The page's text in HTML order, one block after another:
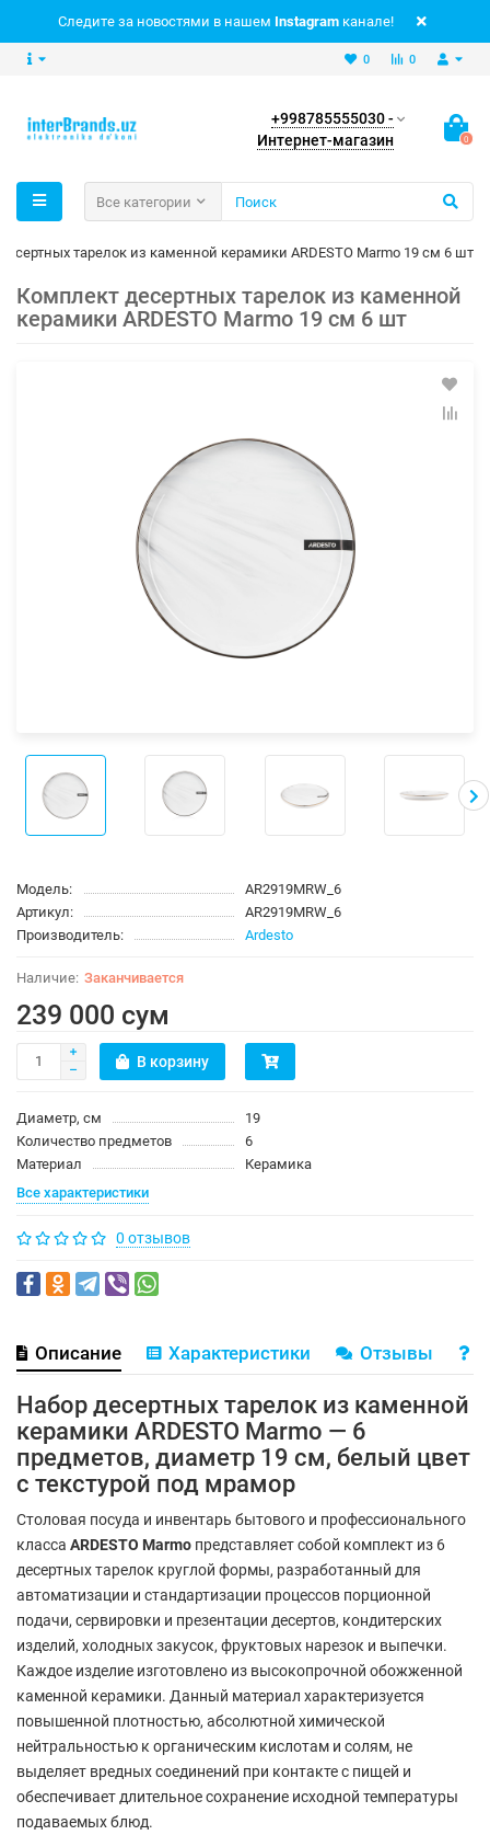
Следите за новостями в нашем Instagram канале!
0
0
+998785555030 -
Интернет-магазин
0
Все категории
тарелок из каменной керамики ARDESTO Marmo 19 см 6 шт
Комплект десертных тарелок из каменной
керамики ARDESTO Marmo 19 см 6 шт
Модель:
AR2919MRW_6
Артикул:
AR2919MRW_6
Производитель:
Ardesto
Заканчивается
239 000 сум
В корзину
Диаметр, см
19
Количество предметов
6
Материал
Керамика
Все характеристики
0 отзывов
Описание Характеристики Отзывы
Набор десертных тарелок из каменной
керамики ARDESTO Marmo — 6
предметов, диаметр 19 см, белый цвет
с текстурой под мрамор
Столовая посуда и инвентарь бытового и профессионального
класса ARDESTO Marmo представляет собой комплект из 6
десертных тарелок круглой формы, разработанный для
автоматизации и стандартизации процессов порционной
подачи, сервировки и презентации десертов, кондитерских
изделий, холодных закусок, фруктовых нарезок и выпечки.
Каждое изделие изготовлено из высокопрочной обожженной
каменной керамики. Данный материал характеризуется
повышенной плотностью, абсолютной химической
нейтральностью к органическим кислотам и солям, не
выделяет вредных соединений при контакте с пищей и
обеспечивает длительное сохранение исходной температуры
подаваемых блюд.